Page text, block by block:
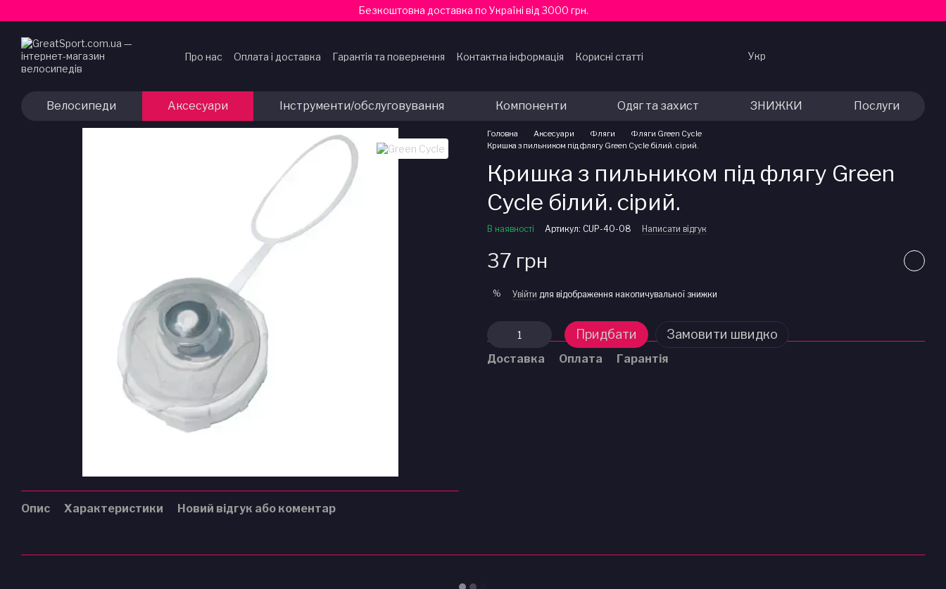
Безкоштовна доставка по Україні від 3000 грн.
Про нас Оплата і доставка Гарантія та повернення Контактна інформація
Корисні статті
Укр
Велосипеди Аксесуари Інструменти/обслуговування Компоненти Одяг та захист ЗНИЖКИ Послуги
Опис Характеристики Новий відгук або коментар
Головна Аксесуари Фляги
Фляги Green Cycle
Кришка з пильником під флягу Green Cycle білий. сірий.
Кришка з пильником під флягу Green
Cycle білий. сірий.
В наявності Артикул: CUP-40-08 Написати відгук
37 грн
% Увійти для відображення накопичувальної знижки
Придбати Замовити швидко
Доставка Оплата Гарантія